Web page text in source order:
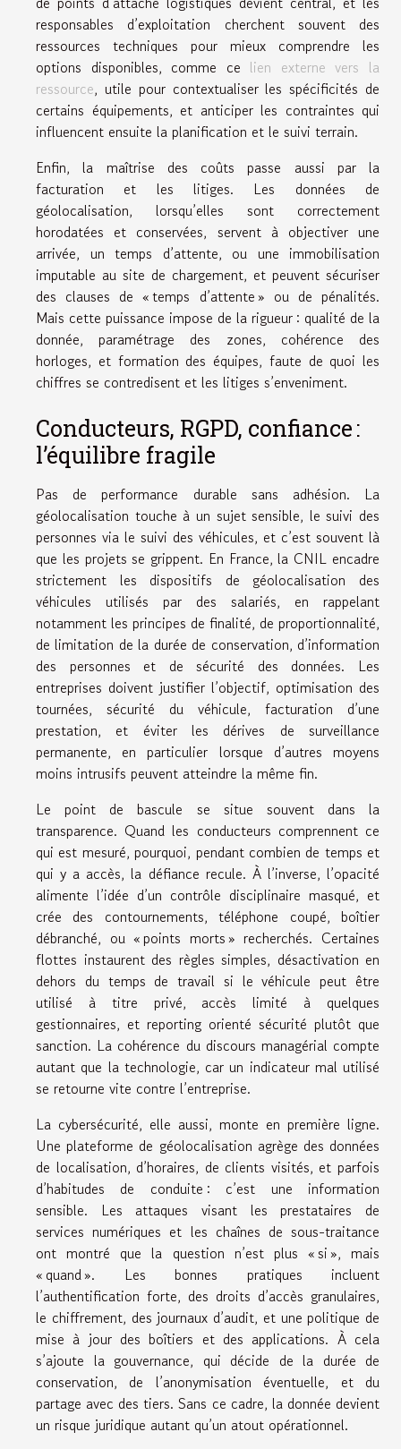
responsables d’exploitation cherchent souvent des
ressources techniques pour mieux comprendre les
options disponibles, comme ce lien externe vers la
ressource, utile pour contextualiser les spécificités de
certains équipements, et anticiper les contraintes qui
influencent ensuite la planification et le suivi terrain.
Enfin, la maîtrise des coûts passe aussi par la
facturation et les litiges. Les données de
géolocalisation, lorsqu’elles sont correctement
horodatées et conservées, servent à objectiver une
arrivée, un temps d’attente, ou une immobilisation
imputable au site de chargement, et peuvent sécuriser
des clauses de « temps d’attente » ou de pénalités.
Mais cette puissance impose de la rigueur : qualité de la
donnée, paramétrage des zones, cohérence des
horloges, et formation des équipes, faute de quoi les
chiffres se contredisent et les litiges s’enveniment.
Conducteurs, RGPD, confiance :
l’équilibre fragile
Pas de performance durable sans adhésion. La
géolocalisation touche à un sujet sensible, le suivi des
personnes via le suivi des véhicules, et c’est souvent là
que les projets se grippent. En France, la CNIL encadre
strictement les dispositifs de géolocalisation des
véhicules utilisés par des salariés, en rappelant
notamment les principes de finalité, de proportionnalité,
de limitation de la durée de conservation, d’information
des personnes et de sécurité des données. Les
entreprises doivent justifier l’objectif, optimisation des
tournées, sécurité du véhicule, facturation d’une
prestation, et éviter les dérives de surveillance
permanente, en particulier lorsque d’autres moyens
moins intrusifs peuvent atteindre la même fin.
Le point de bascule se situe souvent dans la
transparence. Quand les conducteurs comprennent ce
qui est mesuré, pourquoi, pendant combien de temps et
qui y a accès, la défiance recule. À l’inverse, l’opacité
alimente l’idée d’un contrôle disciplinaire masqué, et
crée des contournements, téléphone coupé, boîtier
débranché, ou « points morts » recherchés. Certaines
flottes instaurent des règles simples, désactivation en
dehors du temps de travail si le véhicule peut être
utilisé à titre privé, accès limité à quelques
gestionnaires, et reporting orienté sécurité plutôt que
sanction. La cohérence du discours managérial compte
autant que la technologie, car un indicateur mal utilisé
se retourne vite contre l’entreprise.
La cybersécurité, elle aussi, monte en première ligne.
Une plateforme de géolocalisation agrège des données
de localisation, d’horaires, de clients visités, et parfois
d’habitudes de conduite : c’est une information
sensible. Les attaques visant les prestataires de
services numériques et les chaînes de sous-traitance
ont montré que la question n’est plus « si », mais
« quand ». Les bonnes pratiques incluent
l’authentification forte, des droits d’accès granulaires,
le chiffrement, des journaux d’audit, et une politique de
mise à jour des boîtiers et des applications. À cela
s’ajoute la gouvernance, qui décide de la durée de
conservation, de l’anonymisation éventuelle, et du
partage avec des tiers. Sans ce cadre, la donnée devient
un risque juridique autant qu’un atout opérationnel.